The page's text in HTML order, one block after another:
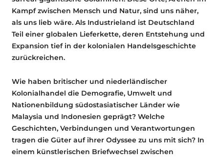
Kampf zwischen Mensch und Natur, sind uns näher,
als uns lieb wäre. Als Industrieland ist Deutschland
Teil einer globalen Lieferkette, deren Entstehung und
Expansion tief in der kolonialen Handelsgeschichte
zurückreichen.
Wie haben britischer und niederländischer
Kolonialhandel die Demografie, Umwelt und
Nationenbildung südostasiatischer Länder wie
Malaysia und Indonesien geprägt? Welche
Geschichten, Verbindungen und Verantwortungen
tragen die Güter auf ihrer Odyssee zu uns mit sich? In
einem künstlerischen Briefwechsel zwischen